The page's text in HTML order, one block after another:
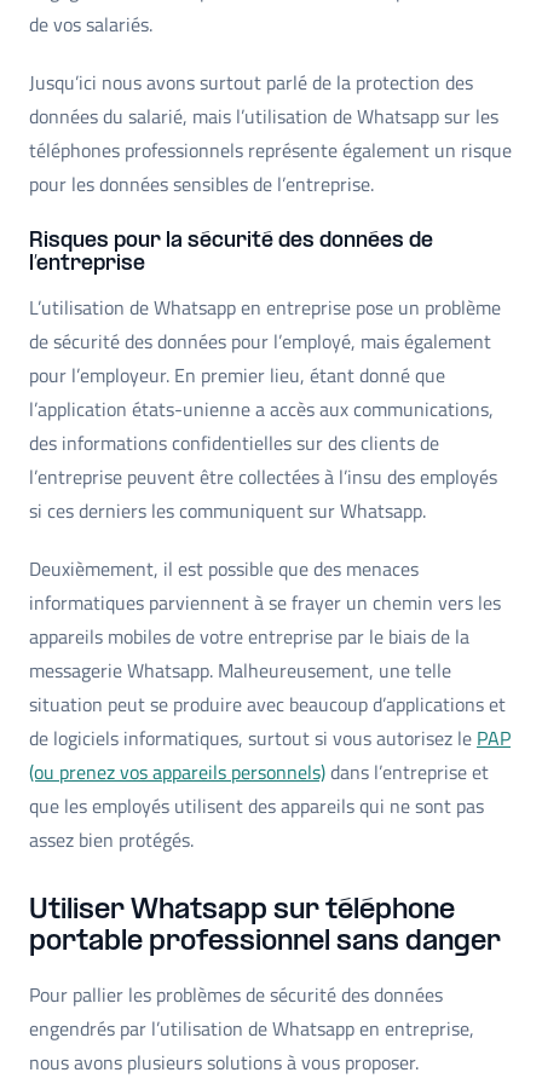
de vos salariés.
Jusqu’ici nous avons surtout parlé de la protection des
données du salarié, mais l’utilisation de Whatsapp sur les
téléphones professionnels représente également un risque
pour les données sensibles de l’entreprise.
Risques pour la sécurité des données de
l’entreprise
L’utilisation de Whatsapp en entreprise pose un problème
de sécurité des données pour l’employé, mais également
pour l’employeur. En premier lieu, étant donné que
l’application états-unienne a accès aux communications,
des informations confidentielles sur des clients de
l’entreprise peuvent être collectées à l’insu des employés
si ces derniers les communiquent sur Whatsapp.
Deuxièmement, il est possible que des menaces
informatiques parviennent à se frayer un chemin vers les
appareils mobiles de votre entreprise par le biais de la
messagerie Whatsapp. Malheureusement, une telle
situation peut se produire avec beaucoup d’applications et
de logiciels informatiques, surtout si vous autorisez le PAP
(ou prenez vos appareils personnels)dans l’entreprise et
que les employés utilisent des appareils qui ne sont pas
assez bien protégés.
Utiliser Whatsapp sur téléphone
portable professionnel sans danger
Pour pallier les problèmes de sécurité des données
engendrés par l’utilisation de Whatsapp en entreprise,
nous avons plusieurs solutions à vous proposer.